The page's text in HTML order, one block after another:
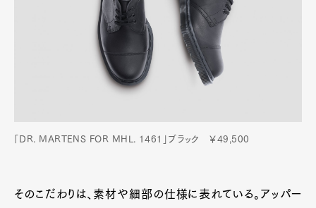
「DR. MARTENS FOR MHL. 1461」ブラック ￥49,500
そのこだわりは、素材や細部の仕様に表れている。アッパー